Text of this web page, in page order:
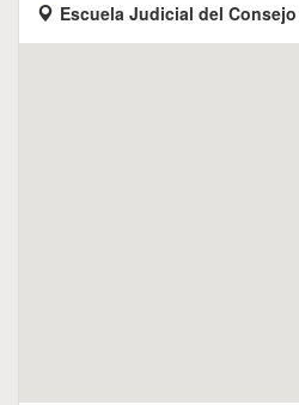
Escuela Judicial del